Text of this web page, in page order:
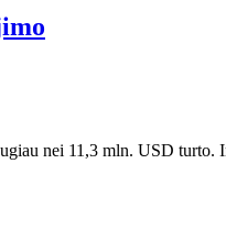
nei 11,3 mln. USD